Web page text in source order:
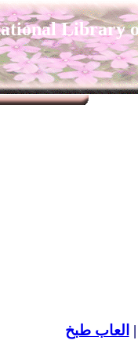
Library
| العاب طبخ